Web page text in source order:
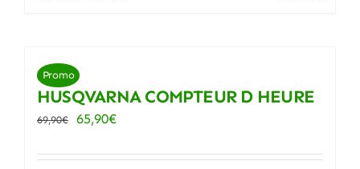
Promo
HUSQVARNA COMPTEUR D HEURE
69,90€
Le
initial
65,90€Le
actuel